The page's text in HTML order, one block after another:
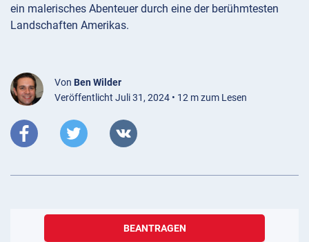
ein malerisches Abenteuer durch eine der berühmtesten
Landschaften Amerikas.
Von Ben Wilder
Veröffentlicht Juli 31, 2024 • 12 m zum Lesen
BEANTRAGEN